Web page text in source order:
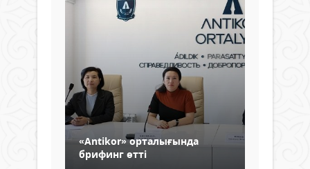
«Antikor» орталығында
брифинг өтті